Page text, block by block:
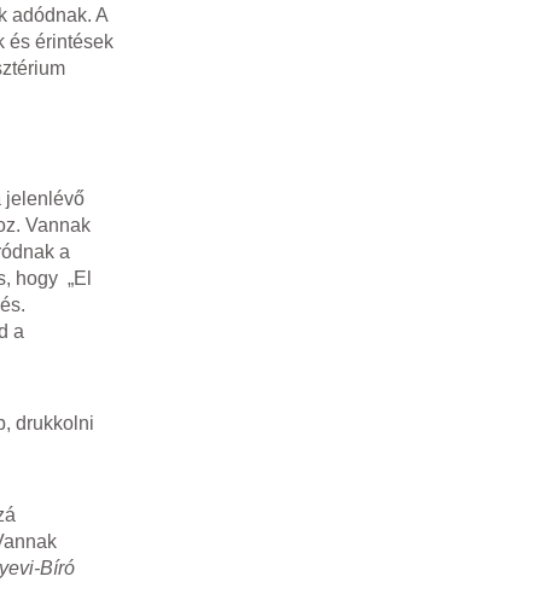
adódnak. A
és érintések
jelenlévő
Vannak
a
hogy „El
a
drukkolni
Bíró